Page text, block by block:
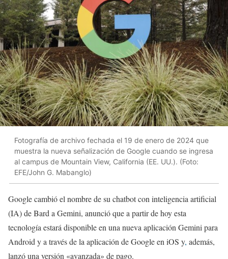
Fotografía de archivo fechada el 19 de enero de 2024 que
muestra la nueva señalización de Google cuando se ingresa
al campus de Mountain View, California (EE. UU.). (Foto:
EFE/John G. Mabanglo)
Google cambió el nombre de su chatbot con inteligencia artificial
(IA) de Bard a Gemini, anunció que a partir de hoy esta
tecnología estará disponible en una nueva aplicación Gemini para
Android y a través de la aplicación de Google en iOS y, además,
lanzó una versión «avanzada» de pago.